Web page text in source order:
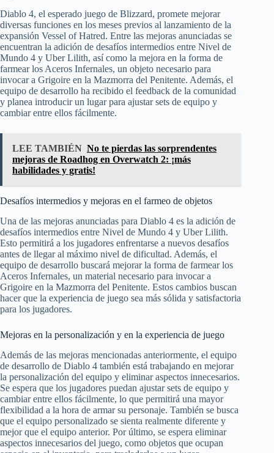
Diablo 4, el esperado juego de Blizzard, promete mejorar
diversas funciones en los meses previos al lanzamiento de la
expansión Vessel of Hatred. Entre las mejoras anunciadas se
encuentran la adición de desafíos intermedios entre Nivel de
Mundo 4 y Uber Lilith, así como la mejora en la forma de
farmear los Aceros Infernales, un objeto necesario para
invocar a Grigoire en la Mazmorra del Penitente. Además, el
equipo de desarrollo ha recibido el feedback de la comunidad
y planea introducir un lugar para ajustar sets de equipo y
cambiar entre ellos fácilmente.
LEE TAMBIÉN No te pierdas las sorprendentes
mejoras de Roadhog en Overwatch 2: ¡más
habilidades y gratis!
Desafíos intermedios y mejoras en el farmeo de objetos
Una de las mejoras anunciadas para Diablo 4 es la adición de
desafíos intermedios entre Nivel de Mundo 4 y Uber Lilith.
Esto permitirá a los jugadores enfrentarse a nuevos desafíos
antes de llegar al máximo nivel de dificultad. Además, el
equipo de desarrollo buscará mejorar la forma de farmear los
Aceros Infernales, un material necesario para invocar a
Grigoire en la Mazmorra del Penitente. Estos cambios buscan
hacer que la experiencia de juego sea más sólida y satisfactoria
para los jugadores.
Mejoras en la personalización y en la experiencia de juego
Además de las mejoras mencionadas anteriormente, el equipo
de desarrollo de Diablo 4 también está trabajando en mejorar
la personalización del equipo y eliminar aspectos innecesarios.
Se espera que los jugadores puedan ajustar sets de equipo y
cambiar entre ellos fácilmente, lo que permitirá una mayor
flexibilidad a la hora de armar su personaje. También se busca
que el equipo personalizado se sienta realmente diferente y
mejor que el equipo anterior. Por último, se espera eliminar
aspectos innecesarios del juego, como objetos que ocupan